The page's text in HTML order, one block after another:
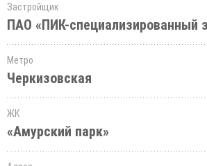
Застройщик
ПАО «ПИК-специализированный
Метро
Черкизовская
ЖК
«Амурский парк»